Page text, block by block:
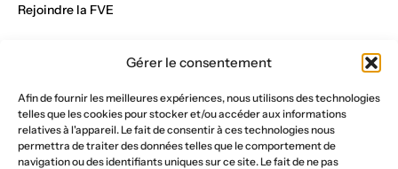
Gérer le consentement
Afin de fournir les meilleures expériences, nous utilisons des technologies
telles que les cookies pour stocker et/ou accéder aux informations
relatives à l'appareil. Le fait de consentir à ces technologies nous
permettra de traiter des données telles que le comportement de
navigation ou des identifiants uniques sur ce site. Le fait de ne pas
Rejoindre la FVE
Maçonnerie et génie civil
Parqueterie et sols
Menuiserie et bois
Plâtrerie et peinture